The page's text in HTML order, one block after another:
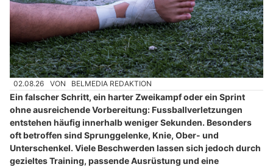
02.08.26 VON BELMEDIA REDAKTION
Ein falscher Schritt, ein harter Zweikampf oder ein Sprint
ohne ausreichende Vorbereitung: Fussballverletzungen
entstehen häufig innerhalb weniger Sekunden. Besonders
oft betroffen sind Sprunggelenke, Knie, Ober- und
Unterschenkel. Viele Beschwerden lassen sich jedoch durch
gezieltes Training, passende Ausrüstung und eine